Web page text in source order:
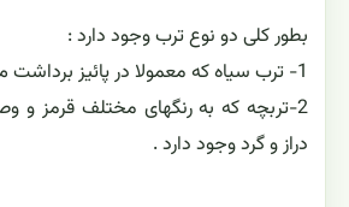
بطور کلی دو نوع ترب وجود دارد :
1- ترب سیاه که معمولا در پائیز برداشت می شود .
2-تربچه که به رنگهای مختلف قرمز و
دراز و گرد وجود دارد .